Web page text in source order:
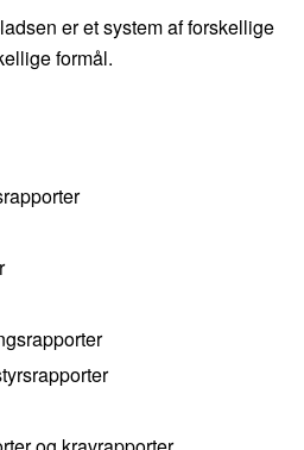
er et system af forskellige
formål.